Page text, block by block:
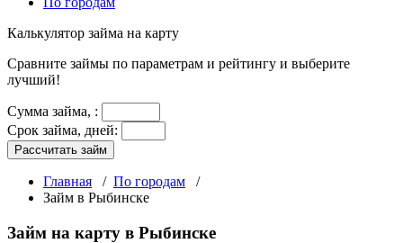
Калькулятор займа на карту
Сравните займы по параметрам и рейтингу и выберите
лучший!
Сумма займа, :
Срок займа, дней:
Рассчитать займ
Главная / По городам /
Займ в Рыбинске
Займ на карту в Рыбинске